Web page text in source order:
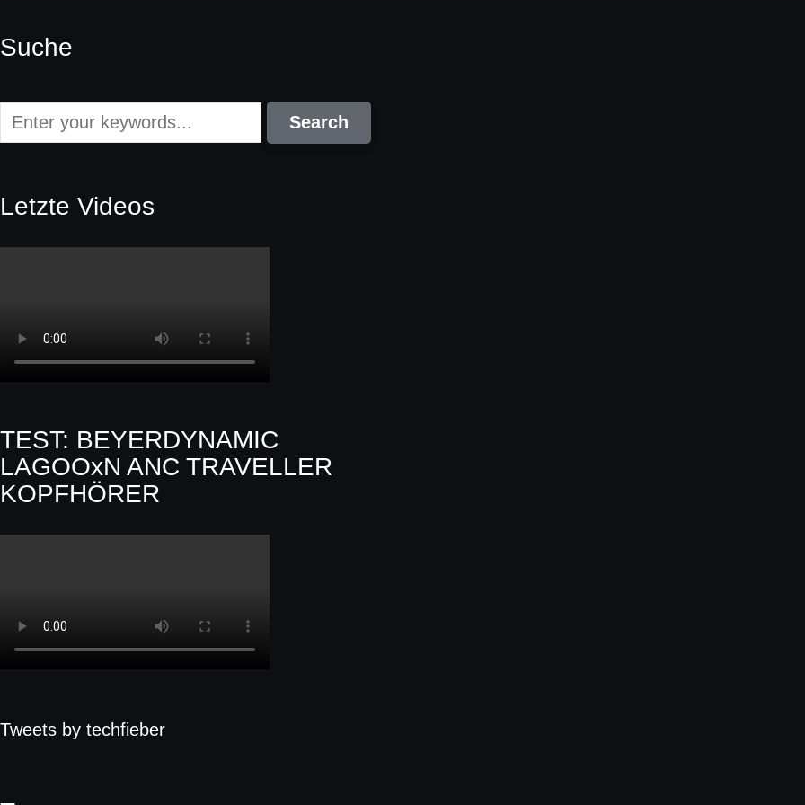
Suche
Letzte Videos
TEST: BEYERDYNAMIC
LAGOOxN ANC TRAVELLER
KOPFHÖRER
Tweets by techfieber